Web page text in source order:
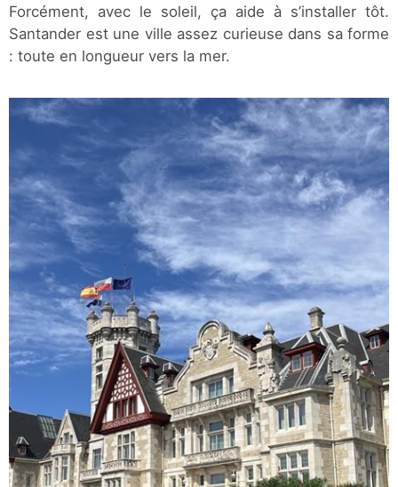
Forcément, avec le soleil, ça aide à s’installer tôt.
Santander est une ville assez curieuse dans sa forme
: toute en longueur vers la mer.